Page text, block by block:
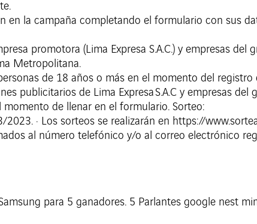
en la campaña completando el formulario con sus
promotora (Lima Expresa S.A.C.) y empresas del
Metropolitana.
de 18 años o más en el momento del registro
publicitarios de Lima Expresa S.A.C y empresas
de llenar en el formulario. Sorteo:
· Los sorteos se realizarán en https://
al número telefónico y/o al correo electrónico
para 5 ganadores. 5 Parlantes google nest